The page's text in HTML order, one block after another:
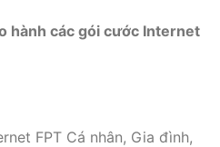
hành các gói cước Internet
FPT Cá nhân, Gia đình,